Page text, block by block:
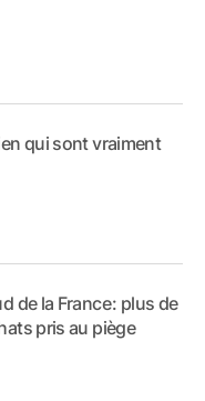
qui sont vraiment
de la France : plus de
pris au piège